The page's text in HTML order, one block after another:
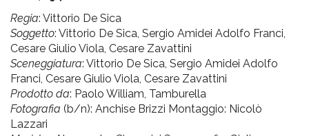
pr
l'infanzia
e
l'adolescenza
Regia: Vittorio De Sica
Soggetto: Vittorio De Sica, Sergio Amidei Adolfo Franci,
Cesare Giulio Viola, Cesare Zavattini
Sceneggiatura: Vittorio De Sica, Sergio Amidei Adolfo
Franci, Cesare Giulio Viola, Cesare Zavattini
Prodotto da: Paolo William, Tamburella
Fotografia (b/n): Anchise Brizzi Montaggio: Nicolò
Lazzari